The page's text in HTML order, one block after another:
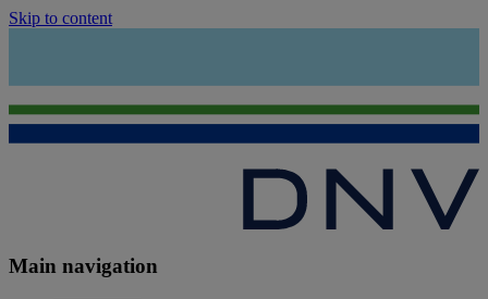
Skip to content
Main navigation